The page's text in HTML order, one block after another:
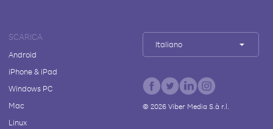
SCARICA
Android
iPhone & iPad
Windows PC
Mac
Linux
Italiano
© 2026Viber Media S.à r.l.